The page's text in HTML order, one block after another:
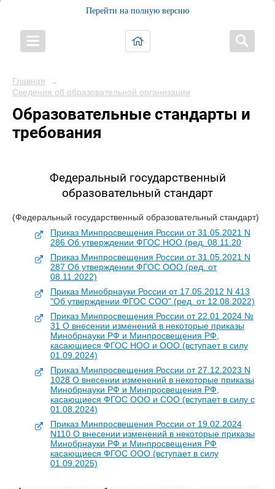
Перейти на полную версию
Главная →
Сведения об образовательной организации
Образовательные стандарты и
требования
Федеральный государственный
образовательный стандарт
(Федеральный государственный образовательный стандарт)
Приказ Минпросвещения России от 31.05.2021 N
286 Об утверждении ФГОС НОО (ред. 08.11.20
Приказ Минпросвещения России от 31.05.2021 N
287 Об утверждении ФГОС ООО (ред. от
08.11.2022)
Приказ Минобрнауки России от 17.05.2012 N 413
"Об утверждении ФГОС СОО" (ред. от 12.08.2022)
Приказ Минпросвещения России от 22.01.2024 №
31 О внесении изменений в некоторые приказы
Минобрнауки РФ и Минпросвещения РФ,
касающиеся ФГОС НОО и ООО (вступает в силу
01.09.2024)
Приказ Минпросвещения России от 27.12.2023 N
1028 О внесении изменений в некоторые приказы
Минобрнауки РФ и Минпросвещения РФ,
касающиеся ФГОС ООО и СОО (вступает в силу с
01.08.2024)
Приказ Минпросвещения России от 19.02.2024
N110 О внесении изменений в некоторые приказы
Минобрнауки РФ и Минпросвещения РФ
касающиеся ФГОС ООО (вступает в силу
01.09.2025)